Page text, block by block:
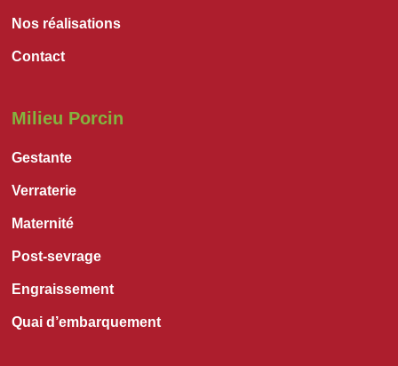
Nos réalisations
Contact
Milieu Porcin
Gestante
Verraterie
Maternité
Post-sevrage
Engraissement
Quai d’embarquement